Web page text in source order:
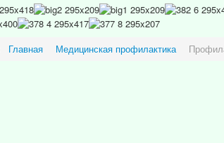
Главная Медицинская профилактика